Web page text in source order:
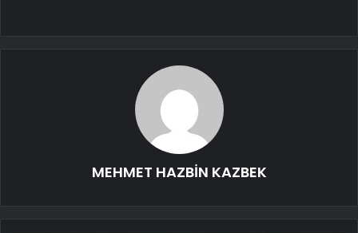
MEHMET HAZBİN KAZBEK